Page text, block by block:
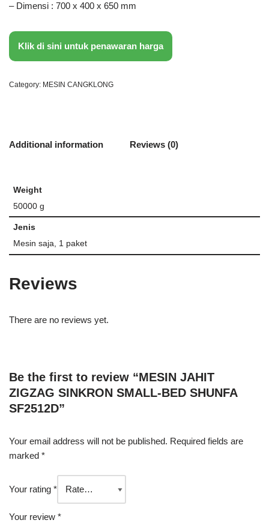
– Dimensi : 700 x 400 x 650 mm
Klik di sini untuk penawaran harga
Category: MESIN CANGKLONG
Additional information Reviews (0)
Weight
50000 g
Jenis
Mesin saja, 1 paket
Reviews
There are no reviews yet.
Be the first to review “MESIN JAHIT
ZIGZAG SINKRON SMALL-BED SHUNFA
SF2512D”
Your email address will not be published. Required fields are
marked *
Your rating *
Your review *